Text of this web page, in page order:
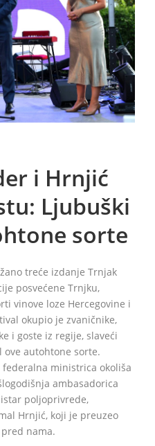
i Hrnjić
Ljubuški
sorte
treće izdanje Trnjak
posvećene Trnjku,
vinove loze Hercegovine i
okupio je zvaničnike,
i goste iz regije, slaveći
autohtone sorte.
ministrica okoliša
ambasadorica
poljoprivrede,
Hrnjić, koji je preuzeo
nama.